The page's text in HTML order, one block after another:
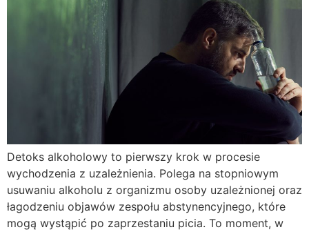
Detoks alkoholowy to pierwszy krok w procesie
wychodzenia z uzależnienia. Polega na stopniowym
usuwaniu alkoholu z organizmu osoby uzależnionej oraz
łagodzeniu objawów zespołu abstynencyjnego, które
mogą wystąpić po zaprzestaniu picia. To moment, w